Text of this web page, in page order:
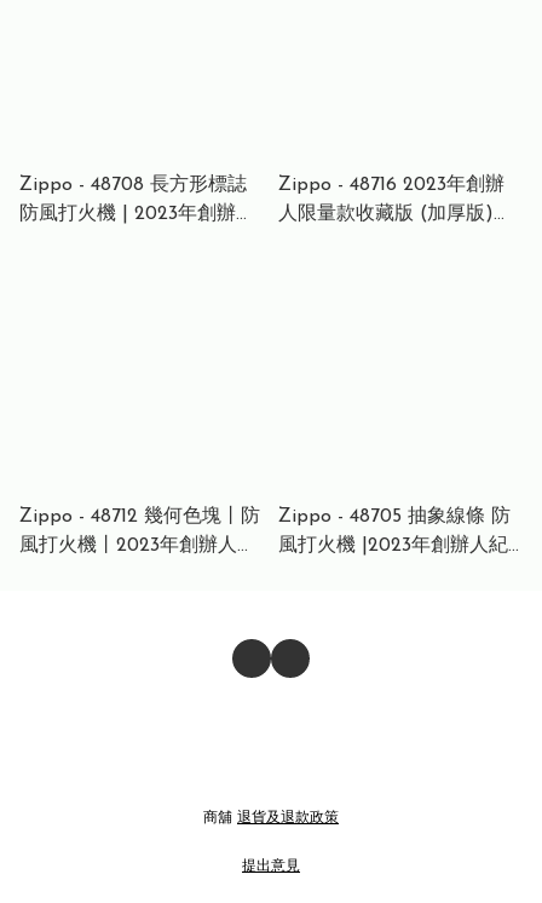
Zippo - 48708 長方形標誌
防風打火機 | 2023年創辦人
Zippo - 48716 2023年創辦
人限量款收藏版 (加厚版)丨
Zippo - 48712 幾何色塊丨防
風打火機丨2023年創辦人紀
Zippo - 48705 抽象線條 防
風打火機 |2023年創辦人紀
商舖 退貨及退款政策
提出意見